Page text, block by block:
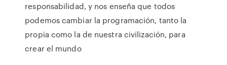
responsabilidad, y nos enseña que todos
podemos cambiar la programación, tanto la
propia como la de nuestra civilización, para
crear el mundo